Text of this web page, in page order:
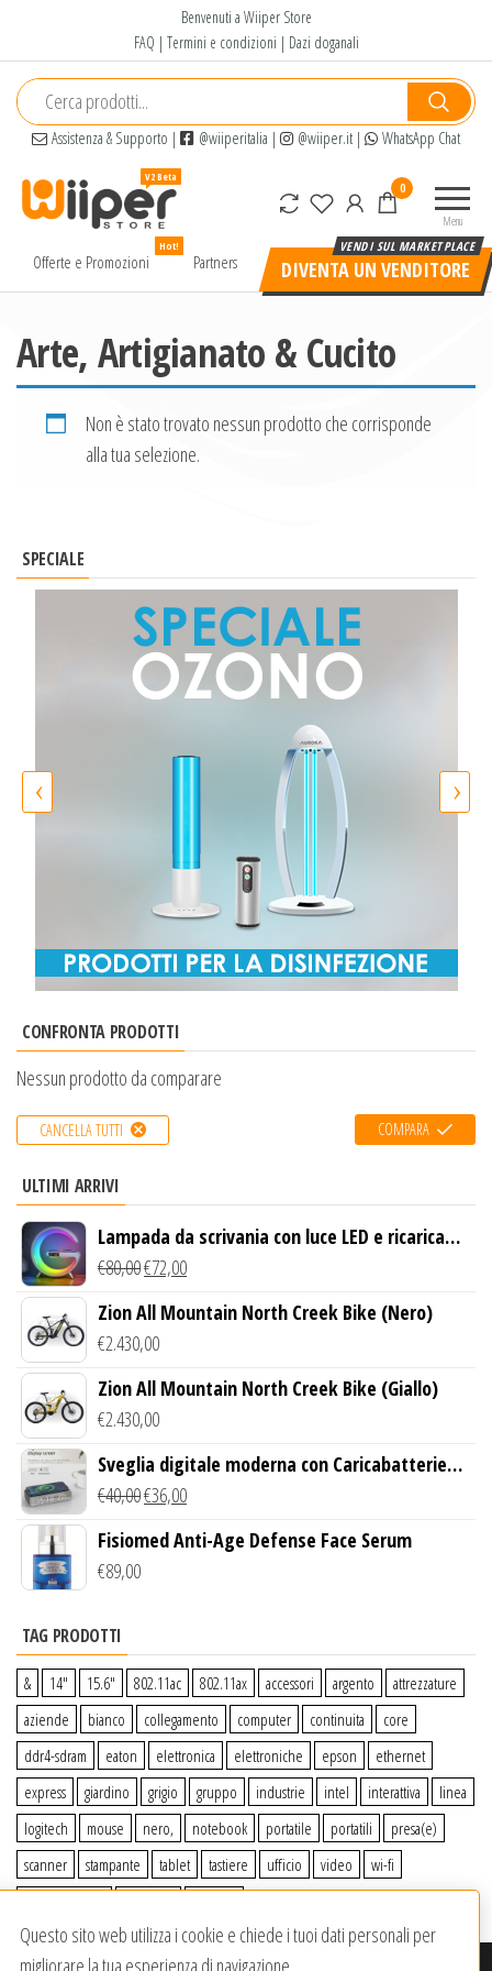
contenuto
Benvenuti a Wiiper Store
FAQ | Termini e condizioni | Dazi doganali
Assistenza & Supporto | @wiiperitalia | @wiiper.it| WhatsApp Chat
alta
Menu
0
Offerte e Promozioni
Hot!
Partners DIVENTA UN VENDITORE
Arte, Artigianato & Cucito
Non è stato trovato nessun prodotto che corrisponde
alla tua selezione.
SPECIALE
‹ ›
CONFRONTA PRODOTTI
Nessun prodotto da comparare
CANCELLA TUTTI COMPARA
ULTIMI ARRIVI
Lampada da scrivania con luce LED e ricarica
wireless
€80,00€72,00
Zion All Mountain North Creek Bike (Nero)
€2.430,00
Zion All Mountain North Creek Bike (Giallo)
€2.430,00
Sveglia digitale moderna con Caricabatterie
Wireless Qi
€40,00€36,00
Fisiomed Anti-Age Defense Face Serum
€89,00
TAG PRODOTTI
& 14″ 15.6″ 802.11ac 802.11ax accessori argento
attrezzature
aziende
bianco collegamento computer continuita
core
ddr4-sdram
eaton elettronica elettroniche epson
ethernet
express
giardino grigio gruppo industrie intel interattiva
linea
logitech
mouse nero, notebook portatile portatili
presa(e)
scanner
stampante tablet tastiere ufficio video
wi-fi
Questo sito web utilizza i cookie e chiede i tuoi dati personali per
migliorare la tua esperienza di navigazione.